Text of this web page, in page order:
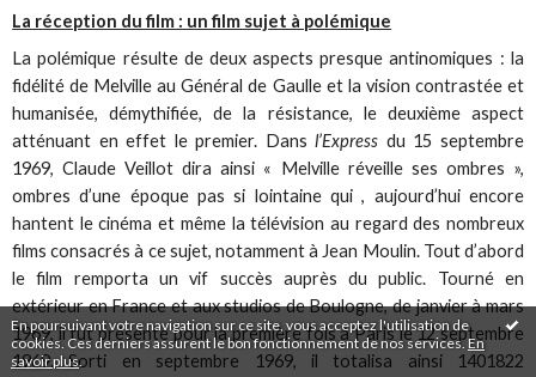
En poursuivant votre navigation sur ce site, vous acceptez l'utilisation de
cookies. Ces derniers assurent le bon fonctionnement de nos services.En
savoir plus.
La réception du film : un film sujet à polémique
La polémique résulte de deux aspects presque antinomiques : la
fidélité de Melville au Général de Gaulle et la vision contrastée et
humanisée, démythifiée, de la résistance, le deuxième aspect
atténuant en effet le premier. Dansl’Express du 15 septembre
1969, Claude Veillot dira ainsi « Melville réveille ses ombres »,
ombres d’une époque pas si lointaine qui , aujourd’hui encore
hantent le cinéma et même la télévision au regard des nombreux
films consacrés à ce sujet, notamment à Jean Moulin. Tout d’abord
le film remporta un vif succès auprès du public. Tourné en
extérieur en France et aux studios de Boulogne, de janvier à mars
1969, il fut présenté pour la première fois à Paris le 12 septembre
1969. Sorti en septembre 1969, il totalisa ainsi 1401822